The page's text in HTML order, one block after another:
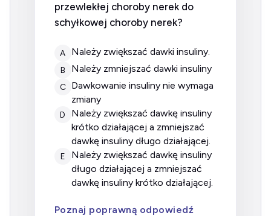
przewlekłej choroby nerek do
schyłkowej choroby nerek?
A należy zwiększać dawki insuliny.
B należy zmniejszać dawki insuliny
C
dawkowanie insuliny nie wymaga
zmiany
D
należy zwiększać dawkę insuliny
krótko działającej a zmniejszać
dawkę insuliny długo działającej.
E
należy zwiększać dawkę insuliny
długo działającej a zmniejszać
dawkę insuliny krótko działającej.
Poznaj poprawną odpowiedź